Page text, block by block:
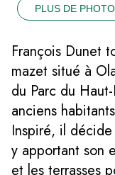
PLUS DE
François Dunet
mazet situé à
du Parc du
anciens
Inspiré, il
y apportant son
et les terrasses